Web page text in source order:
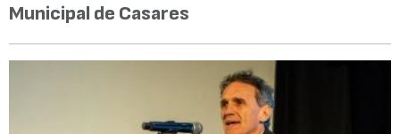
Municipal de Casares